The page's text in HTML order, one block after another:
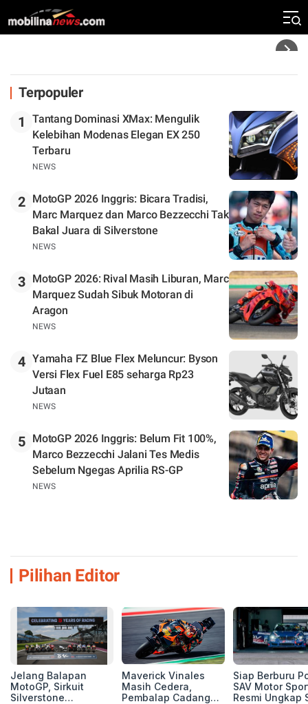
Silverstone. Seri Selanjutnya Belum Jelas
Terpopuler
1
Tantang Dominasi XMax: Mengulik
Kelebihan Modenas Elegan EX 250
Terbaru
NEWS
2
MotoGP 2026 Inggris: Bicara Tradisi,
Marc Marquez dan Marco Bezzecchi Tak
Bakal Juara di Silverstone
NEWS
3
MotoGP 2026: Rival Masih Liburan, Marc
Marquez Sudah Sibuk Motoran di
Aragon
NEWS
4 Yamaha FZ Blue Flex Meluncur: Byson
Versi Flex Fuel E85 seharga Rp23
Jutaan
NEWS
5
MotoGP 2026 Inggris: Belum Fit 100%,
Marco Bezzecchi Jalani Tes Medis
Sebelum Ngegas Aprilia RS-GP
NEWS
Pilihan Editor
Jelang Balapan
MotoGP, Sirkuit
Silverstone
Maverick Vinales
Masih Cedera,
Pembalap Cadangan
Siap Berburu
SAV Motor
Resmi Ungkap